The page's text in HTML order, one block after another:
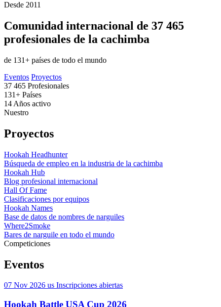
Desde 2011
Comunidad internacional de 37 465
profesionales de la cachimba
de 131+ países de todo el mundo
Eventos Proyectos
37 465 Profesionales
131+ Países
14 Años activo
Nuestro
Proyectos
Hookah Headhunter
Búsqueda de empleo en la industria de la cachimba
Hookah Hub
Blog profesional internacional
Hall Of Fame
Clasificaciones por equipos
Hookah Names
Base de datos de nombres de narguiles
Where2Smoke
Bares de narguile en todo el mundo
Competiciones
Eventos
07 Nov 2026 us Inscripciones abiertas
Hookah Battle USA Cup 2026